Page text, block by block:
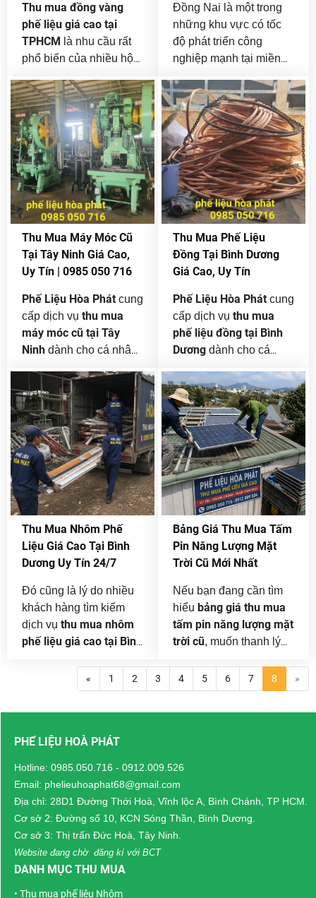
Thu mua đồng vàng
phế liệu giá cao tại
TPHCM
là nhu cầu rất
phổ biến của nhiều hộ
công trình xây dựng,
nhà máy sản xuất, cửa
hàng điện nước và các
đơn vị thanh lý vật tư
cũ. Đồng vàng tuy
không có giá trị cao
bằng đồng đỏ nhưng lại
là loại phế liệu kim loại
màu được thu mua liên
tục vì có khả năng tái
chế tốt, ứng dụng rộng
và luôn có đầu ra ổn
định.
Đồng Nai là một trong
những khu vực có tốc
độ phát triển công
nghiệp mạnh tại miền
xưởng sản xuất, công ty
cơ khí, xí nghiệp chế
biến, kho bãi và khu
công nghiệp hoạt động
liên tục mỗi ngày. Chính
vì vậy, sau một thời gian
sử dụng, nhu cầuthanh
lý máy móc cũ, dây
chuyền sản xuất cũ,
thiết bị nhà xưởng hư
hỏng hoặc không còn
phù hợp ngày càng
tăng cao.
Thu Mua Máy Móc Cũ
Tại Tây Ninh Giá Cao,
Uy Tín | 0985 050 716
Phế Liệu Hòa Phát cung
cấp dịch vụ thu mua
máy móc cũ tại Tây
Ninh dành cho cá nhân,
máy và doanh nghiệp
trong các khu công
nghiệp. Chúng tôi nhận
mua từ một thiết bị riêng
lẻ đến nguyên lô máy
sản xuất, dây chuyền
công nghiệp hoặc toàn
bộ tài sản cần thanh lý
khi chuyển địa điểm,
thay đổi công nghệ, thu
hẹp quy mô hay giải thể
nhà xưởng.
Thu Mua Phế Liệu
Đồng Tại Bình Dương
Giá Cao, Uy Tín
Phế Liệu Hòa Phát cung
cấp dịch vụ thu mua
phế liệu đồng tại Bình
Dương dành cho cá
hàng, nhà xưởng, công
ty và doanh nghiệp.
Chúng tôi nhận thu mua
từ số lượng nhỏ đến
những lô đồng công
nghiệp số lượng lớn, hỗ
trợ khảo sát tận nơi,
báo giá theo từng
chủng loại và tổ chức
vận chuyển nhanh
chóng.
Thu Mua Nhôm Phế
Liệu Giá Cao Tại Bình
Dương Uy Tín 24/7
Đó cũng là lý do nhiều
khách hàng tìm kiếm
dịch vụ thu mua nhôm
phế liệu giá cao tại Bình
định thanh lý. Việc tham
khảo thông tin về chủng
trình thu mua sẽ giúp
dịch, đồng thời tối ưu
giá trị của lượng phế
liệu đang có.
Bảng Giá Thu Mua Tấm
Pin Năng Lượng Mặt
Trời Cũ Mới Nhất
Nếu bạn đang cần tìm
hiểu bảng giá thu mua
tấm pin năng lượng mặt
trời cũ, muốn thanh lý
áp mái, hệ thống tại nhà
xưởng hoặc công trình
« 1 2 3 4 5 6 7 8 »
PHẾ LIỆU HOÀ PHÁT
Hotline: 0985.050.716 - 0912.009.526
Email: phelieuhoaphat68@gmail.com
Địa chỉ: 28D1 Đường Thới Hoà, Vĩnh lộc A, Bình Chánh, TP HCM.
Cơ sở 2: Đường số 10, KCN Sóng Thần, Bình Dương.
Cơ sở 3: Thị trấn Đức Hoà, Tây Ninh.
Website đang chờ đăng kí với BCT
DANH MỤC THU MUA
• Thu mua phế liệu Nhôm